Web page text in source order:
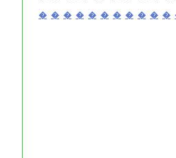
� � � � � � � � � � �